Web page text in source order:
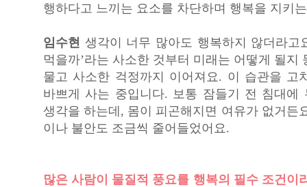
행하다고 느끼는 요소를 차단하며 행복을 지키
임수현 생각이 너무 많아도 행복하지 않더라고
먹을까’라는 사소한 것부터 미래는 어떻게 될지
물고 사소한 걱정까지 이어져요. 이 습관을 고
바쁘게 사는 중입니다. 보통 잠들기 전 침대에
생각을 하는데, 몸이 피곤해지면 여유가 없거든
이나 불안도 조금씩 줄어들었어요.
많은 사람이 물질적 풍요를 행복의 필수 조건이